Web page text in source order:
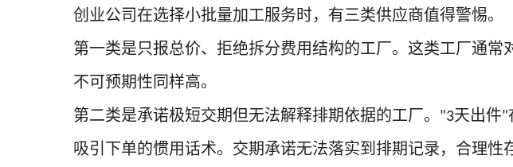
创业公司在选择小批量加工服务时，有三类供应商值得警惕。
第一类是只报总价、拒绝拆分费用结构的工厂。这类工厂通
不可预期性同样高。
第二类是承诺极短交期但无法解释排期依据的工厂。 "3天出件"
吸引下单的惯用话术。交期承诺无法落实到排期记录，合理性